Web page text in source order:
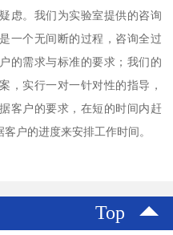
虑。我们为实验室提供的咨询
一个无间断的过程，咨询全过
的需求与标准的要求；我们的
，实行一对一针对性的指导，
客户的要求，在短的时间内赶
户的进度来安排工作时间。
Top